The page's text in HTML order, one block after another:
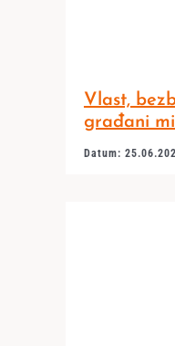
Vlast,
građani
Datum: